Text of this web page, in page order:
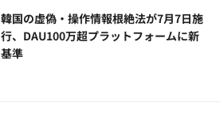
韓国の虚偽・操作情報根絶法が7月7日施
行、DAU100万超プラットフォームに新
基準